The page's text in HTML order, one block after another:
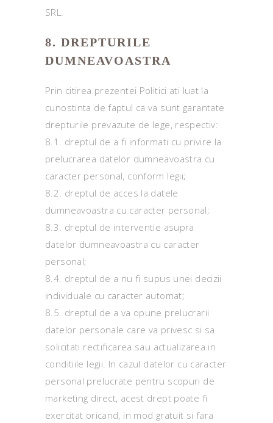
SRL.
8. DREPTURILE
DUMNEAVOASTRA
Prin citirea prezentei Politici ati luat la
cunostinta de faptul ca va sunt garantate
drepturile prevazute de lege, respectiv:
8.1. dreptul de a fi informati cu privire la
prelucrarea datelor dumneavoastra cu
caracter personal, conform legii;
8.2. dreptul de acces la datele
dumneavoastra cu caracter personal;
8.3. dreptul de interventie asupra
datelor dumneavoastra cu caracter
personal;
8.4. dreptul de a nu fi supus unei decizii
individuale cu caracter automat;
8.5. dreptul de a va opune prelucrarii
datelor personale care va privesc si sa
solicitati rectificarea sau actualizarea in
conditiile legii. In cazul datelor cu caracter
personal prelucrate pentru scopuri de
marketing direct, acest drept poate fi
exercitat oricand, in mod gratuit si fara